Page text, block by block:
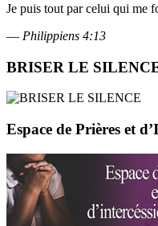
Je puis tout par celui qui me
— Philippiens 4:13
BRISER LE
Espace de Prières et